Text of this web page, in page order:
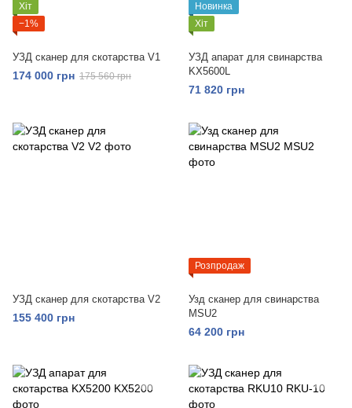
Хіт
−1%
УЗД сканер для скотарства V1
174 000 грн 175 560 грн
Новинка
Хіт
УЗД апарат для свинарства
KX5600L
71 820 грн
УЗД сканер для скотарства V2
155 400 грн
Розпродаж
Узд сканер для свинарства
MSU2
64 200 грн